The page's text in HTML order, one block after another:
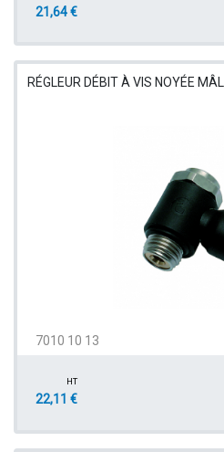
21,64 €
RÉGLEUR DÉBIT À VIS NOYÉE
7010 10 13
HT
22,11 €